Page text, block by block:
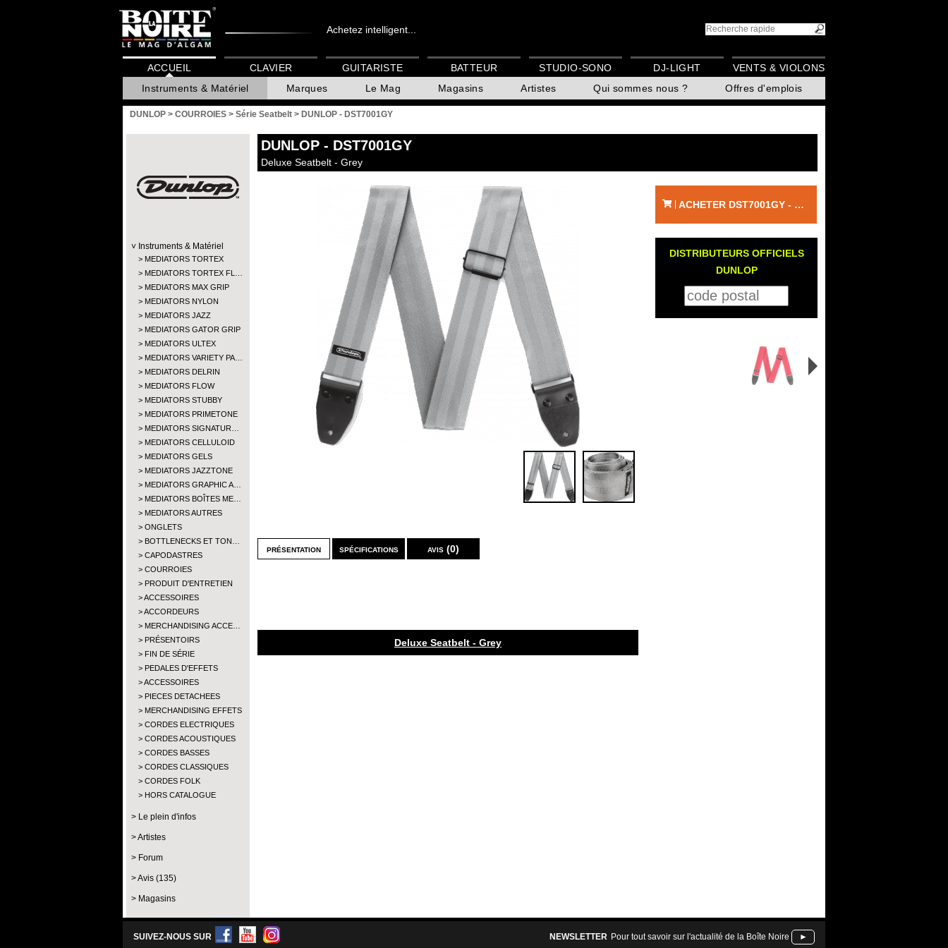
Achetez intelligent...
ACCUEIL
Instruments & Matériel
Marques Le Mag Magasins Artistes Qui sommes nous ? Offres d'emplois
CLAVIER GUITARISTE BATTEUR STUDIO-SONO DJ-LIGHT VENTS & VIOLONS
DUNLOP > COURROIES > Série Seatbelt > DUNLOP - DST7001GY
Instruments & Matériel
MEDIATORS TORTEX
MEDIATORS TORTEX FL…
MEDIATORS MAX GRIP
MEDIATORS NYLON
MEDIATORS JAZZ
MEDIATORS GATOR GRIP
MEDIATORS ULTEX
MEDIATORS VARIETY PA…
MEDIATORS DELRIN
MEDIATORS FLOW
MEDIATORS STUBBY
MEDIATORS PRIMETONE
MEDIATORS SIGNATUR…
MEDIATORS CELLULOID
MEDIATORS GELS
MEDIATORS JAZZTONE
MEDIATORS GRAPHIC A…
MEDIATORS BOÎTES ME…
MEDIATORS AUTRES
ONGLETS
BOTTLENECKS ET TON…
CAPODASTRES
COURROIES
PRODUIT D'ENTRETIEN
ACCESSOIRES
ACCORDEURS
MERCHANDISING ACCE…
PRÉSENTOIRS
FIN DE SÉRIE
PEDALES D'EFFETS
ACCESSOIRES
PIECES DETACHEES
MERCHANDISING EFFETS
CORDES ELECTRIQUES
CORDES ACOUSTIQUES
CORDES BASSES
CORDES CLASSIQUES
CORDES FOLK
HORS CATALOGUE
Le plein d'infos
Artistes
Forum
Avis (135)
Magasins
DUNLOP - DST7001GY
Deluxe Seatbelt - Grey
présentation spécifications avis (0)
Deluxe Seatbelt - Grey
ACHETER DST7001GY - DUNLOP
DISTRIBUTEURS OFFICIELS
DUNLOP
SUIVEZ-NOUS SUR NEWSLETTER Pour tout savoir sur l'actualité de la Boîte Noire ►